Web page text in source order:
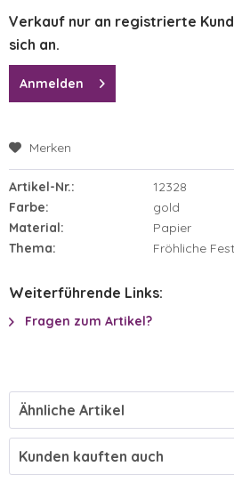
Verkauf nur an registrierte
sich an.
Anmelden
Merken
Artikel-Nr.:
12328
Farbe:
gold
Material:
Papier
Thema:
Fröhliche
Weiterführende Links:
Fragen zum Artikel?
Ähnliche Artikel
Kunden kauften auch